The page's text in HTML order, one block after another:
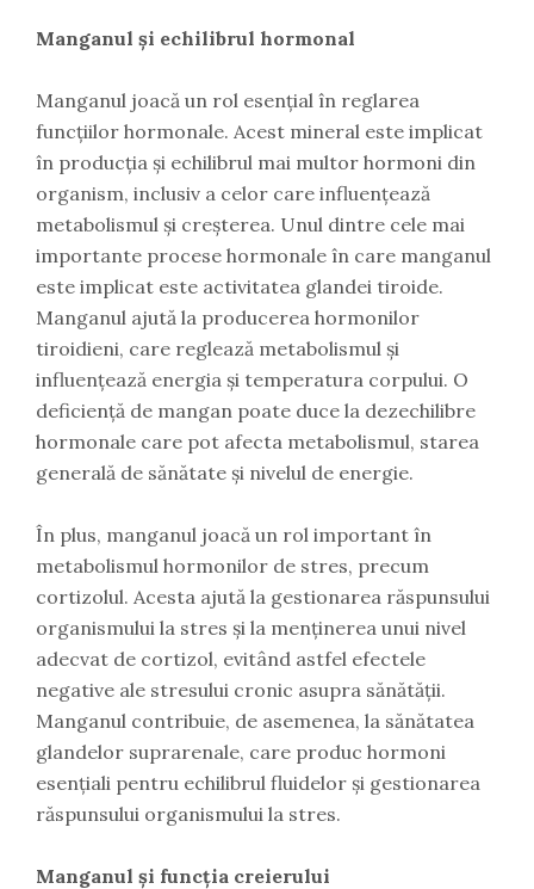
Manganul și echilibrul hormonal
Manganul joacă un rol esențial în reglarea
funcțiilor hormonale. Acest mineral este implicat
în producția și echilibrul mai multor hormoni din
organism, inclusiv a celor care influențează
metabolismul și creșterea. Unul dintre cele mai
importante procese hormonale în care manganul
este implicat este activitatea glandei tiroide.
Manganul ajută la producerea hormonilor
tiroidieni, care reglează metabolismul și
influențează energia și temperatura corpului. O
deficiență de mangan poate duce la dezechilibre
hormonale care pot afecta metabolismul, starea
generală de sănătate și nivelul de energie.
În plus, manganul joacă un rol important în
metabolismul hormonilor de stres, precum
cortizolul. Acesta ajută la gestionarea răspunsului
organismului la stres și la menținerea unui nivel
adecvat de cortizol, evitând astfel efectele
negative ale stresului cronic asupra sănătății.
Manganul contribuie, de asemenea, la sănătatea
glandelor suprarenale, care produc hormoni
esențiali pentru echilibrul fluidelor și gestionarea
răspunsului organismului la stres.
Manganul și funcția creierului